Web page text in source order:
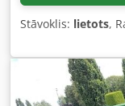
Stāvoklis: lietots,